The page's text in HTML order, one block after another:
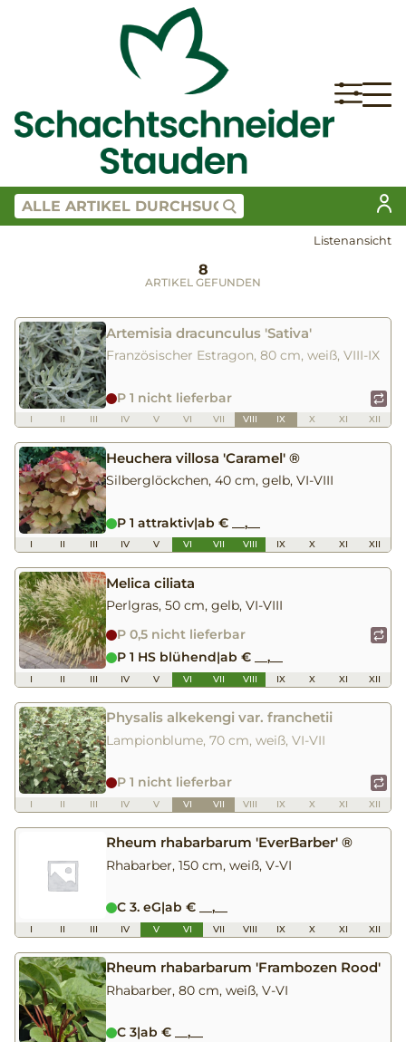
Listenansicht
8
ARTIKEL GEFUNDEN
Artemisia dracunculus 'Sativa'
Französischer Estragon, 80 cm, weiß, VIII-IX
P 1 nicht lieferbar
I II III IV V VI VII VIII IX X XI XII
Heuchera villosa 'Caramel' ®
Silberglöckchen, 40 cm, gelb, VI-VIII
P 1 attraktiv|ab € __,__
I II III IV V VI VII VIII IX X XI XII
Melica ciliata
Perlgras, 50 cm, gelb, VI-VIII
P 0,5 nicht lieferbar
P 1 HS blühend|ab € __,__
I II III IV V VI VII VIII IX X XI XII
Physalis alkekengi var. franchetii
Lampionblume, 70 cm, weiß, VI-VII
P 1 nicht lieferbar
I II III IV V VI VII VIII IX X XI XII
Rheum rhabarbarum 'EverBarber' ®
Rhabarber, 150 cm, weiß, V-VI
C 3. eG|ab € __,__
I II III IV V VI VII VIII IX X XI XII
Rheum rhabarbarum 'Frambozen Rood'
Rhabarber, 80 cm, weiß, V-VI
C 3|ab € __,__